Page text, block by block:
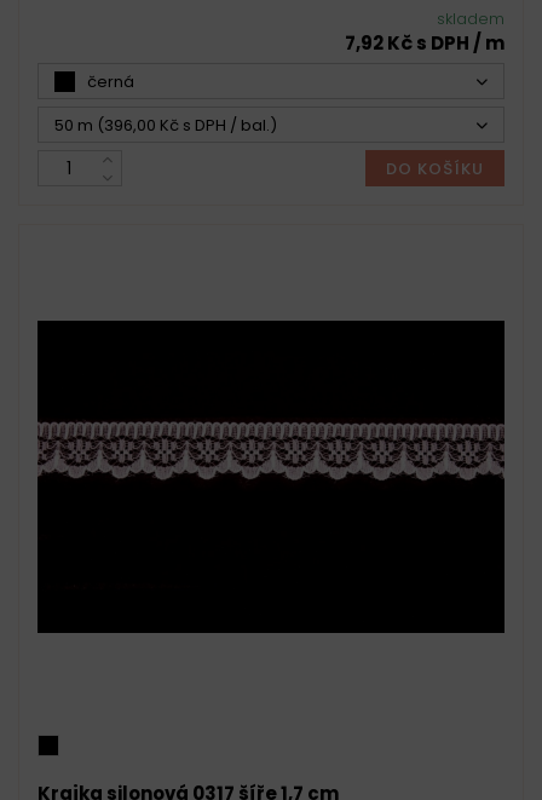
skladem
7,92 Kč s DPH / m
černá
50 m (396,00 Kč s DPH / bal.)
DO KOŠÍKU
Krajka silonová 0317 šíře 1,7 cm